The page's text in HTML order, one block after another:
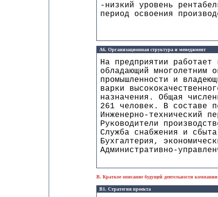
-низкий уровень
период освоения
А6. Организационная структура и менеджмент
На предприятии работает
обладающий многолетним
промышленности и
варки
назначения. Общая
261 человек. В составе
Инженерно-технический
Руководители
Служба снабжения и
Бухгалтерия,
Административно-
B. Краткое описание будущей деятельности компании
B1. Стратегия проекта